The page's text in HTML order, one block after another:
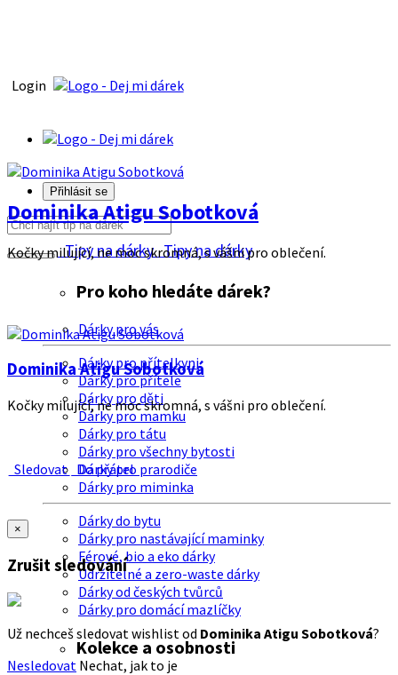
Login
Přihlásit se
Tipy na dárkyTipy na dárky
Pro koho hledáte dárek?
Dárky pro vás
Dárky pro přítelkyni
Dárky pro přítele
Dárky pro děti
Dárky pro mamku
Dárky pro tátu
Dárky pro všechny bytosti
Dárky pro prarodiče
Dárky pro miminka
Dárky do bytu
Dárky pro nastávající maminky
Férové, bio a eko dárky
Udržitelné a zero-waste dárky
Dárky od českých tvůrců
Dárky pro domácí mazlíčky
Kolekce a osobnosti
Dominika Atigu Sobotková
Kočky milující, ne moc skromná, s vášni pro oblečení.
Dominika Atigu Sobotková
Kočky milující, ne moc skromná, s vášni pro oblečení.
Sledovat Do přátel
×
Zrušit sledování
Už nechceš sledovat wishlist od Dominika Atigu Sobotková?
Nesledovat Nechat, jak to je